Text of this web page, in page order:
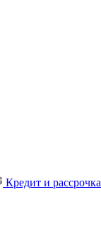
Кредит и рассрочка